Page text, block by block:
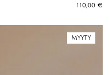
110,00 €
MYYTY